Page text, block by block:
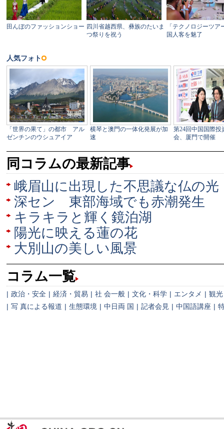
同コラムの最新記事
峨眉山に出現した不思議な仏の光
深セン 東部海域でも赤潮発生
キラキラと輝く鏡泊湖
陽光に映える蓮の花
大別山の美しい風景
コラム一覧
| 政治・安全 | 経済・貿易 | 社 会一般 | 文化・科学 | エンタメ | 観光
| 写 真による報道 | 生態環境 | 中日両 国 | 記者会見 | 中国語講座 |